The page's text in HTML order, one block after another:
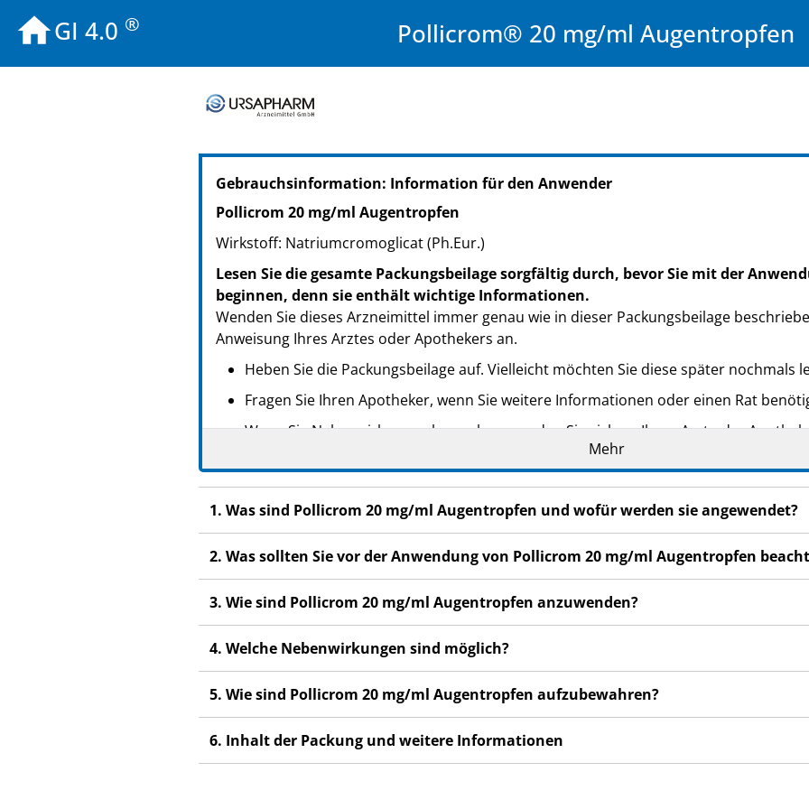
GI 4.0 ® Pollicrom® 20 mg/ml Augentropfen
PZN: 13706658
PPN: 111370665831
Gebrauchsinformation: Information für den Anwender
Pollicrom 20 mg/ml Augentropfen
Wirkstoff: Natriumcromoglicat (Ph.Eur.)
Lesen Sie die gesamte Packungsbeilage sorgfältig durch, bevor Sie mit der
beginnen, denn sie enthält wichtige Informationen.
Wenden Sie dieses Arzneimittel immer genau wie in dieser Packungsbeilage
Anweisung Ihres Arztes oder Apothekers an.
Heben Sie die Packungsbeilage auf. Vielleicht möchten Sie diese später nochmals
Fragen Sie Ihren Apotheker, wenn Sie weitere Informationen oder einen Rat
Wenn Sie Nebenwirkungen bemerken, wenden Sie sich an Ihren Arzt oder
Nebenwirkungen, die nicht in dieser Packungsbeilage angegeben sind. Siehe
Wenn Sie sich nach einigen Tagen nicht besser oder gar schlechter fühlen,
Mehr
1. Was sind Pollicrom 20 mg/ml Augentropfen und wofür werden sie angewendet?
2. Was sollten Sie vor der Anwendung von Pollicrom 20 mg/ml Augentropfen
3. Wie sind Pollicrom 20 mg/ml Augentropfen anzuwenden?
4. Welche Nebenwirkungen sind möglich?
5. Wie sind Pollicrom 20 mg/ml Augentropfen aufzubewahren?
6. Inhalt der Packung und weitere Informationen